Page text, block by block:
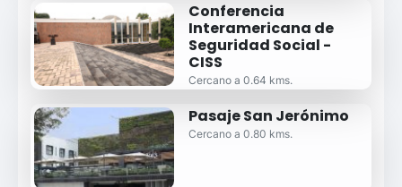
Conferencia
Interamericana de
Seguridad Social -
CISS
Cercano a 0.64 kms.
Pasaje San Jerónimo
Cercano a 0.80 kms.